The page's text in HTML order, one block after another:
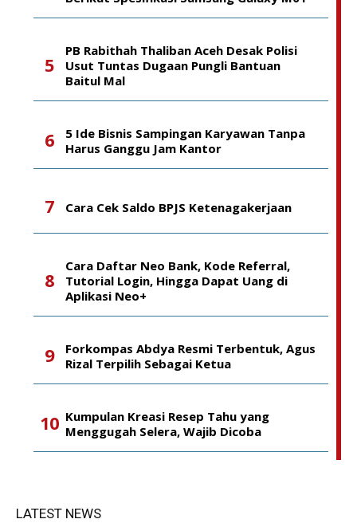
PB Rabithah Thaliban Aceh Desak Polisi
Usut Tuntas Dugaan Pungli Bantuan
Baitul Mal
5 Ide Bisnis Sampingan Karyawan Tanpa
Harus Ganggu Jam Kantor
Cara Cek Saldo BPJS Ketenagakerjaan
Cara Daftar Neo Bank, Kode Referral,
Tutorial Login, Hingga Dapat Uang di
Aplikasi Neo+
Forkompas Abdya Resmi Terbentuk, Agus
Rizal Terpilih Sebagai Ketua
Kumpulan Kreasi Resep Tahu yang
Menggugah Selera, Wajib Dicoba
LATEST NEWS